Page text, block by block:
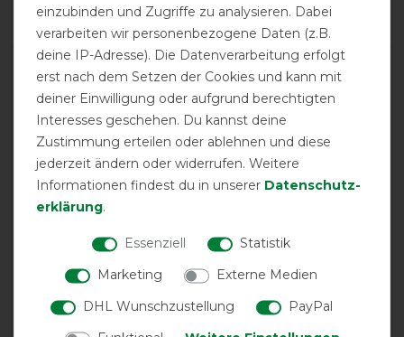
Negative
0%
LATEST REVIEWS
24.08.2025
Es ist eine wirklich leichte und passgenaue
Fliegendecke! Endlich eine Decke unter der mein Pferd
nicht schwitzen muss, wie es bei anderen Fliegendecken
der Fall war. Es besteht daher nicht die Gefahr eines
Wärmestaus! Top! Mein Pferd fordert "seine"
26.03.2025
einzubinden und Zugriffe zu analysieren. Dabei
verarbeiten wir personenbezogene Daten (z.B.
deine IP-Adresse). Die Datenverarbeitung erfolgt
erst nach dem Setzen der Cookies und kann mit
deiner Einwilligung oder aufgrund berechtigten
Interesses geschehen. Du kannst deine
Zustimmung erteilen oder ablehnen und diese
jederzeit ändern oder widerrufen. Weitere
Informationen findest du in unserer Daten­schutz­
erklärung.
Essenziell
Statistik
Marketing
Externe Medien
DHL Wunschzustellung
PayPal